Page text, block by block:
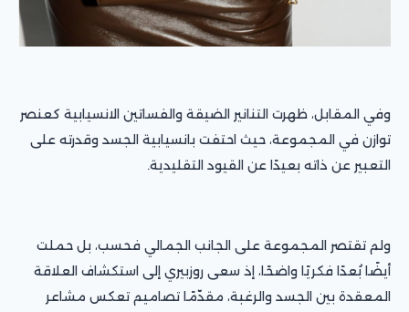
وفي المقابل، ظهرت التنانير الضيقة والفساتين الانسيابية كعنصر
توازن في المجموعة، حيث احتفت بانسيابية الجسد وقدرته على
التعبير عن ذاته بعيدًا عن القيود التقليدية.
ولم تقتصر المجموعة على الجانب الجمالي فحسب، بل حملت
أيضًا بُعدًا فكريًا واضحًا، إذ سعى روزبيري إلى استكشاف العلاقة
المعقدة بين الجسد والرغبة، مقدّمًا تصاميم تعكس مشاعر